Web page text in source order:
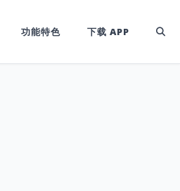
功能特色 下载 APP